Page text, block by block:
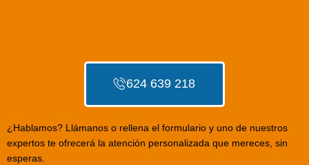
624 639 218
¿Hablamos? Llámanos o rellena el formulario y uno de nuestros
expertos te ofrecerá la atención personalizada que mereces, sin
esperas.